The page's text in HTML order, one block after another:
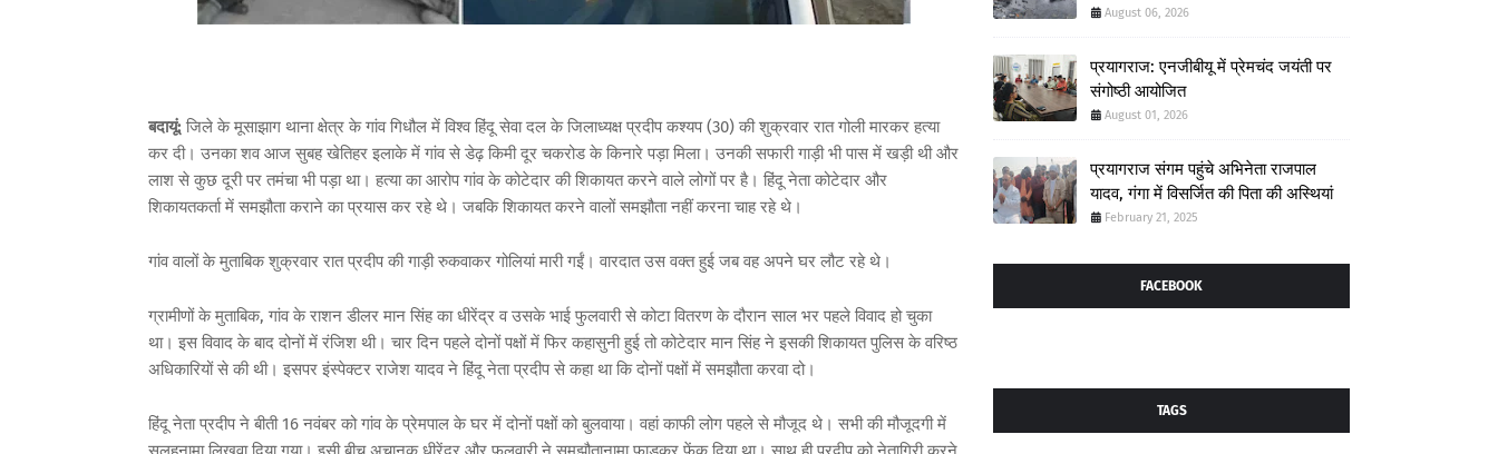
बदायूं: जिले के मूसाझाग थाना क्षेत्र के गांव गिधौल में विश्व हिंदू सेवा दल के जिलाध्यक्ष प्रदीप कश्यप (30) की शुक्रवार रात गोली मारकर हत्या
कर दी। उनका शव आज सुबह खेतिहर इलाके में गांव से डेढ़ किमी दूर चकरोड के किनारे पड़ा मिला। उनकी सफारी गाड़ी भी पास में खड़ी थी और
लाश से कुछ दूरी पर तमंचा भी पड़ा था। हत्या का आरोप गांव के कोटेदार की शिकायत करने वाले लोगों पर है। हिंदू नेता कोटेदार और
शिकायतकर्ता में समझौता कराने का प्रयास कर रहे थे। जबकि शिकायत करने वालों समझौता नहीं करना चाह रहे थे।
गांव वालों के मुताबिक शुक्रवार रात प्रदीप की गाड़ी रुकवाकर गोलियां मारी गईं। वारदात उस वक्त हुई जब वह अपने घर लौट रहे थे।
ग्रामीणों के मुताबिक, गांव के राशन डीलर मान सिंह का धीरेंद्र व उसके भाई फुलवारी से कोटा वितरण के दौरान साल भर पहले विवाद हो चुका
था। इस विवाद के बाद दोनों में रंजिश थी। चार दिन पहले दोनों पक्षों में फिर कहासुनी हुई तो कोटेदार मान सिंह ने इसकी शिकायत पुलिस के वरिष्ठ
अधिकारियों से की थी। इसपर इंस्पेक्टर राजेश यादव ने हिंदू नेता प्रदीप से कहा था कि दोनों पक्षों में समझौता करवा दो।
हिंदू नेता प्रदीप ने बीती 16 नवंबर को गांव के प्रेमपाल के घर में दोनों पक्षों को बुलवाया। वहां काफी लोग पहले से मौजूद थे। सभी की मौजूदगी में
August 06, 2026
प्रयागराज: एनजीबीयू में प्रेमचंद जयंती पर
संगोष्ठी आयोजित
August 01, 2026
प्रयागराज संगम पहुंचे अभिनेता राजपाल
यादव, गंगा में विसर्जित की पिता की अस्थियां
February 21, 2025
FACEBOOK
TAGS